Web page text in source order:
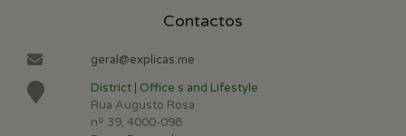
Contactos
geral@explicas.me
District | Office s and Lifestyle
Rua Augusto Rosa
nº 39, 4000-098